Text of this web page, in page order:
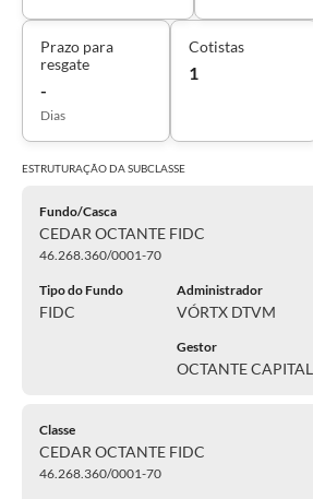
Prazo para
resgate
-
Dias
Cotistas
1
ESTRUTURAÇÃO DASUBCLASSE
Fundo/Casca
CEDAR OCTANTE FIDC
46.268.360/0001-70
Tipo do Fundo
FIDC
Administrador
VÓRTX DTVM
Gestor
OCTANTE CAPITAL
Classe
CEDAR OCTANTE FIDC
46.268.360/0001-70